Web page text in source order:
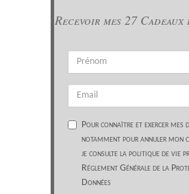
Recevoir mes 27 Cadeaux
Pour connaître et exercer mes
notamment pour annuler mon
je consulte la politique de vie
Réglement Générale de la
Données